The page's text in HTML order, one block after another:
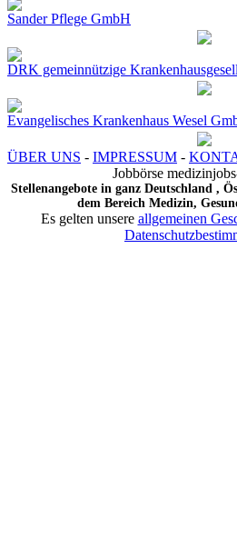
Sander Pflege GmbH
DRK gemeinnützige
Evangelisches Krankenhaus Wesel
ÜBER UNS - IMPRESSUM -
Jobbörse
Stellenangebote in ganz Deutschland ,
dem Bereich Medizin,
Es gelten unsere allgemeinen